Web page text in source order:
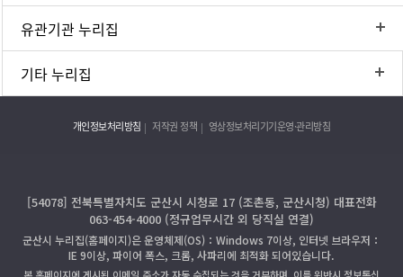
유관기관 누리집
기타 누리집
개인정보처리방침 저작권 정책 영상정보처리기기운영·관리방침
[54078] 전북특별자치도 군산시 시청로 17 (조촌동, 군산시청) 대표전화
063-454-4000 (정규업무시간 외 당직실 연결)
군산시 누리집(홈페이지)은 운영체제(OS)：Windows 7이상, 인터넷 브라우저：
IE 9이상, 파이어 폭스, 크롬, 사파리에 최적화 되어있습니다.
본 홈페이지에 게시된 이메일 주소가 자동 수집되는 것을 거부하며, 이를 위반시 정보통신